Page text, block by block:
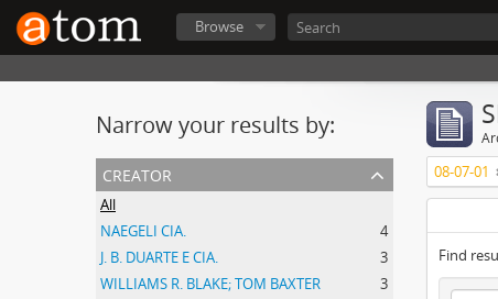
Browse
Narrow your results by:
creator
All
NAEGELI CIA.
4
J. B. DUARTE E CIA.
3
WILLIAMS R. BLAKE; TOM BAXTER
3
08-07-01
Find